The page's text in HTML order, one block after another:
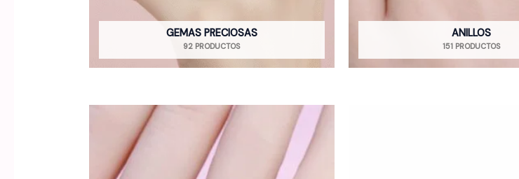
GEMAS PRECIOSAS
92 PRODUCTOS
ANILLOS
151 PRODUCTOS